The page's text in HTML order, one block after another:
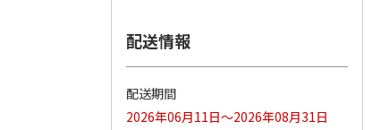
配送情報
配送期間
2026年06月11日～2026年08月31日